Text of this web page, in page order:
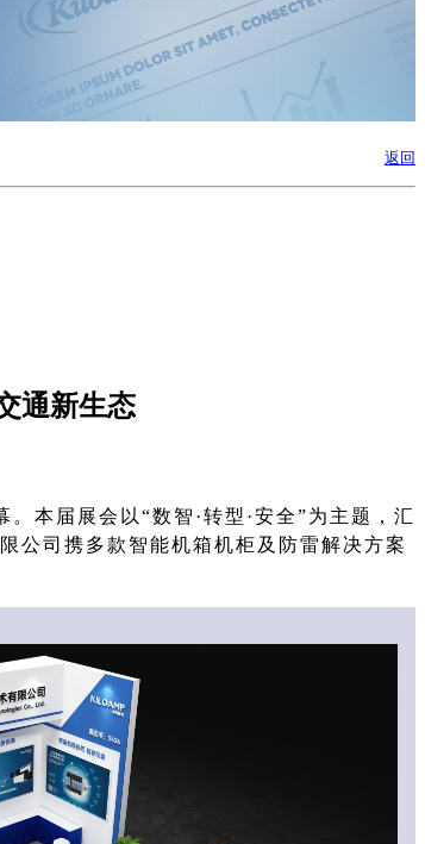
返回
通新生态
本届展会以“数智·转型·安全”为主题，汇
公司携多款智能机箱机柜及防雷解决方案